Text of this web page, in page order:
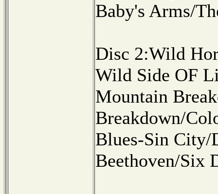
Baby's Arms/
Disc 2:Wild
Wild Side OF
Mountain
Breakdown/
Blues-Sin
Beethoven/Six